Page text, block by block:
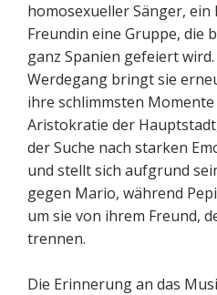
homosexueller Sänger, ein
Freundin eine Gruppe, die
ganz Spanien gefeiert
Werdegang bringt sie
ihre schlimmsten
Aristokratie der
der Suche nach starken
und stellt sich aufgrund
gegen Mario, während
um sie von ihrem Freund,
trennen.
Die Erinnerung an das